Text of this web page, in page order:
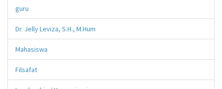
guru
Dr. Jelly Leviza, S.H., M.Hum
Mahasiswa
Filsafat